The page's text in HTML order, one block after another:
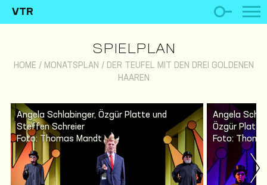
VTR
SPIELPLAN
HOME / MONATSPLAN / DER TEUFEL MIT DEN DREI GOLDENEN
HAAREN
Angela Schlabinger, Özgür Platte und
Steffen Schreier
Foto: Thomas Mandt
Angela
Özgür Platte
Foto: